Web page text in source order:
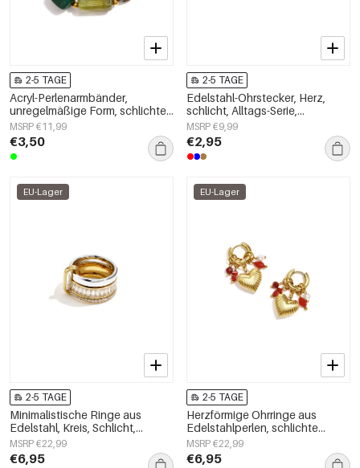
2-5 TAGE
Acryl-Perlenarmbänder,
unregelmäßige Form, schlichte
Alltagsserie, Damenschmuck
MSRP €11,99
€3,50
2-5 TAGE
Edelstahl-Ohrstecker, Herz,
schlicht, Alltags-Serie,
Damenschmuck
MSRP €9,99
€2,95
EU-Lager
2-5 TAGE
Minimalistische Ringe aus
Edelstahl, Kreis, Schlicht,
Alltagsschmuck,
Damenschmuck
MSRP €22,99
€6,95
EU-Lager
2-5 TAGE
Herzförmige Ohrringe aus
Edelstahlperlen, schlichte
Alltags-Serie, Damenschmuck
MSRP €22,99
€6,95